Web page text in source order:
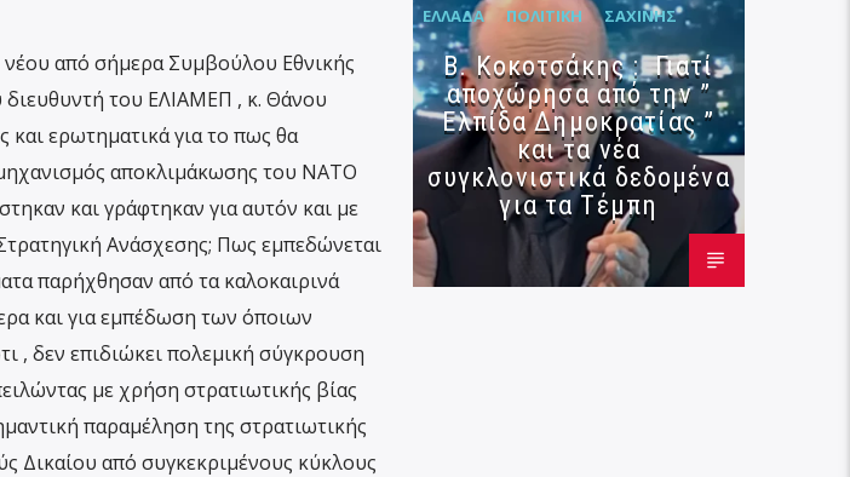
νέου από σήμερα Συμβούλου Εθνικής
του ΕΛΙΑΜΕΠ , κ. Θάνου
και ερωτηματικά για το πως θα
μηχανισμός αποκλιμάκωσης του ΝΑΤΟ
και γράφτηκαν για αυτόν και με
Ανάσχεσης; Πως εμπεδώνεται
παρήχθησαν από τα καλοκαιρινά
και για εμπέδωση των όποιων
, δεν επιδιώκει πολεμική σύγκρουση
με χρήση στρατιωτικής βίας
παραμέληση της στρατιωτικής
Δικαίου από συγκεκριμένους κύκλους
ΕΛΛΆΔΑ ΠΟΛΙΤΙΚΉ ΣΑΧΊΝΗΣ
Β. Κοκοτσάκης : Γιατί
αποχώρησα από την ”
Ελπίδα Δημοκρατίας ”
και τα νέα
συγκλονιστικά δεδομένα
για τα Τέμπη